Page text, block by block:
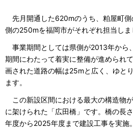
先月開通した620mのうち、粕屋町
側の250mを福岡市がそれぞれ担当しま
事業期間としては県側が2013年から
期間にわたって着実に整備が進められ
画された道路の幅は25mと広く、ゆと
ます。
この新設区間における最大の構造物
に架けられた「広田橋」です。橋の長
年度から2025年度まで建設工事を実施。